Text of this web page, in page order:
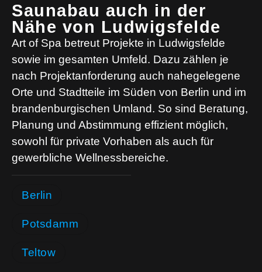
Saunabau auch in der
Nähe von Ludwigsfelde
Art of Spa betreut Projekte in Ludwigsfelde
sowie im gesamten Umfeld. Dazu zählen je
nach Projektanforderung auch nahegelegene
Orte und Stadtteile im Süden von Berlin und im
brandenburgischen Umland. So sind Beratung,
Planung und Abstimmung effizient möglich,
sowohl für private Vorhaben als auch für
gewerbliche Wellnessbereiche.
Berlin
Potsdamm
Teltow